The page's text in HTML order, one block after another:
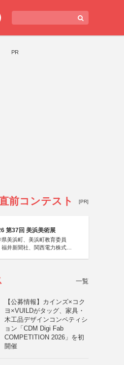
PR
前コンテスト [PR]
第37回 美浜美術展
県美浜町、美浜町教育委員
福井新聞社、関西電力株式会
一覧
【公募情報】カインズ×コク
ヨ×VUILDがタッグ、家具・
木工品デザインコンペティシ
ョン「CDM Digi Fab
COMPETITION 2026」を初
開催